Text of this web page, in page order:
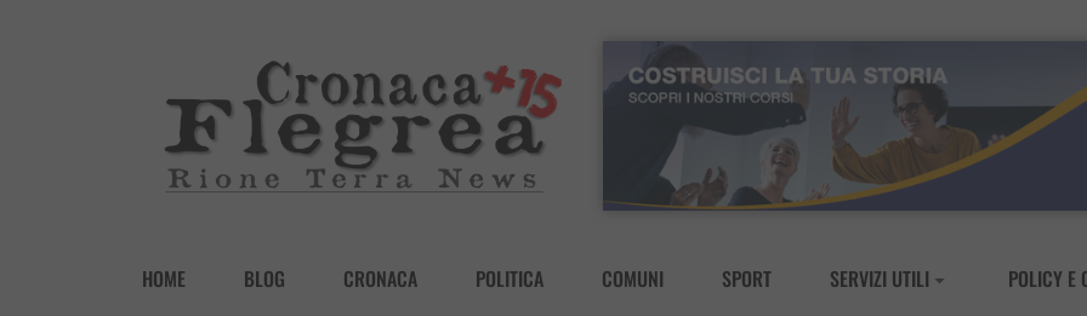
HOME BLOG CRONACA POLITICA COMUNI SPORT SERVIZI UTILI
POLICY E